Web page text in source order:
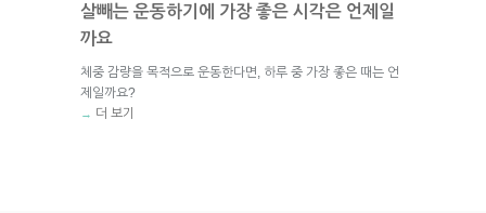
살빼는 운동하기에 가장 좋은 시각은 언제일
까요
체중 감량을 목적으로 운동한다면, 하루 중 가장 좋은 때는 언
제일까요?
→ 더 보기